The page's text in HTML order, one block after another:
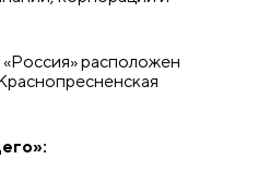
расположен